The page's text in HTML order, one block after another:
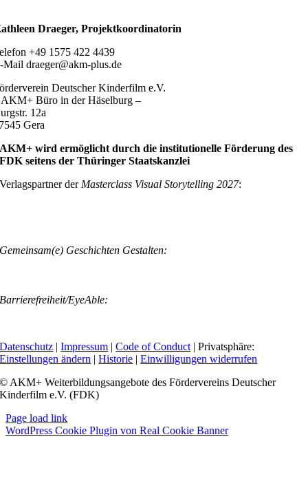
Draeger, Projektkoordinatorin
+49 1575 422 4439
Mail draeger@akm-plus.de
Deutscher Kinderfilm e.V.
AKM+ Büro in der Häselburg –
12a
Gera
AKM+ wird ermöglicht durch die institutionelle Förderung des
FDK seitens der Thüringer Staatskanzlei
Verlagspartner der Masterclass Visual Storytelling 2027:
Gemeinsam(e) Geschichten Gestalten:
Barrierefreiheit/EyeAble:
Datenschutz |Impressum |Code of Conduct | Privatsphäre:
Einstellungen ändern |Historie |Einwilligungen widerrufen
© AKM+ Weiterbildungsangebote des Fördervereins Deutscher
Kinderfilm e.V. (FDK)
Page load link
WordPress Cookie Plugin von Real Cookie Banner